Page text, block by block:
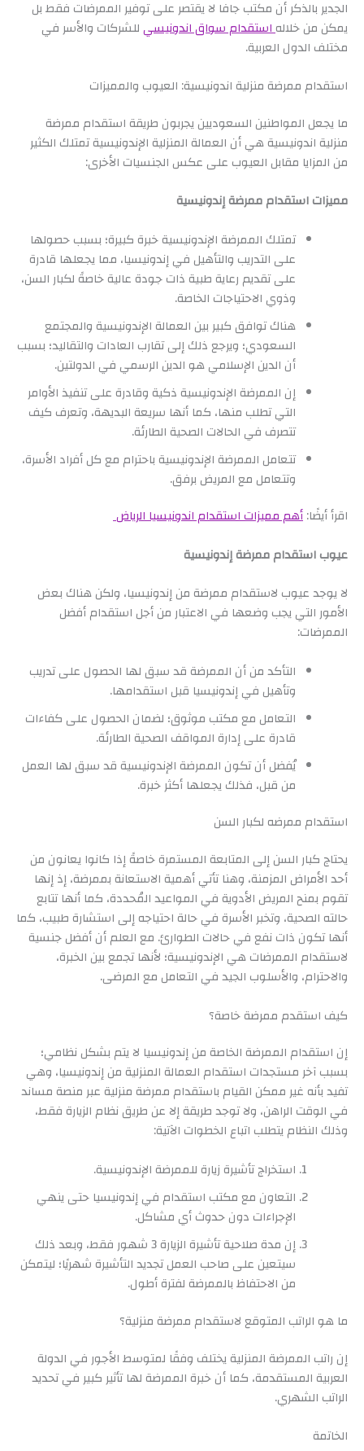
الجدير بالذكر أن مكتب جافا لا يقتصر على توفير الممرضات فقط بل
يمكن من خلالهاستقدام سواق اندونيسيللشركات والأسر في
مختلف الدول العربية.
استقدام ممرضة منزلية اندونيسية: العيوب والمميزات
ما يجعل المواطنين السعوديين يجربون طريقة استقدام ممرضة
منزلية اندونيسية هي أن العمالة المنزلية الإندونيسية تمتلك الكثير
من المزايا مقابل العيوب على عكس الجنسيات الأخرى:
مميزات استقدام ممرضة إندونيسية
تمتلك الممرضة الإندونيسية خبرة كبيرة؛ بسبب حصولها
على التدريب والتأهيل في إندونيسيا، مما يجعلها قادرة
على تقديم رعاية طبية ذات جودة عالية خاصةً لكبار السن،
وذوي الاحتياجات الخاصة.
هناك توافق كبير بين العمالة الإندونيسية والمجتمع
السعودي؛ ويرجع ذلك إلى تقارب العادات والتقاليد؛ بسبب
أن الدين الإسلامي هو الدين الرسمي في الدولتين.
إن الممرضة الإندونيسية ذكية وقادرة على تنفيذ الأوامر
التي تطلب منها، كما أنها سريعة البديهة، وتعرف كيف
تتصرف في الحالات الصحية الطارئة.
تتعامل الممرضة الإندونيسية باحترام مع كل أفراد الأسرة،
وتتعامل مع المريض برفق.
اقرأ أيضًا:أهم مميزات استقدام اندونيسيا الرياض
عيوب استقدام ممرضة إندونيسية
لا يوجد عيوب لاستقدام ممرضة من إندونيسيا، ولكن هناك بعض
الأمور التي يجب وضعها في الاعتبار من أجل استقدام أفضل
الممرضات:
التأكد من أن الممرضة قد سبق لها الحصول على تدريب
وتأهيل في إندونيسيا قبل استقدامها.
التعامل مع مكتب موثوق؛ لضمان الحصول على كفاءات
قادرة على إدارة المواقف الصحية الطارئة.
يُفضل أن تكون الممرضة الإندونيسية قد سبق لها العمل
من قبل، فذلك يجعلها أكثر خبرة.
استقدام ممرضه لكبار السن
يحتاج كبار السن إلى المتابعة المستمرة خاصةً إذا كانوا يعانون من
أحد الأمراض المزمنة، وهنا تأتي أهمية الاستعانة بممرضة، إذ إنها
تقوم بمنح المريض الأدوية في المواعيد المُحددة، كما أنها تتابع
حالته الصحية، وتخبر الأسرة في حالة احتياجه إلى استشارة طبيب، كما
أنها تكون ذات نفع في حالات الطوارئ. مع العلم أن أفضل جنسية
لاستقدام الممرضات هي الإندونيسية؛ لأنها تجمع بين الخبرة،
والاحترام، والأسلوب الجيد في التعامل مع المرضى.
كيف استقدم ممرضة خاصة؟
إن استقدام الممرضة الخاصة من إندونيسيا لا يتم بشكل نظامي؛
بسبب آخر مستجدات استقدام العمالة المنزلية من إندونيسيا، وهي
تفيد بأنه غير ممكن القيام باستقدام ممرضة منزلية عبر منصة مساند
في الوقت الراهن، ولا توجد طريقة إلا عن طريق نظام الزيارة فقط،
وذلك النظام يتطلب اتباع الخطوات الآتية:
استخراج تأشيرة زيارة للممرضة الإندونيسية.
التعاون مع مكتب استقدام في إندونيسيا حتى ينهي
الإجراءات دون حدوث أي مشاكل.
إن مدة صلاحية تأشيرة الزيارة 3 شهور فقط، وبعد ذلك
سيتعين على صاحب العمل تجديد التأشيرة شهريًا؛ ليتمكن
من الاحتفاظ بالممرضة لفترة أطول.
ما هو الراتب المتوقع لاستقدام ممرضة منزلية؟
إن راتب الممرضة المنزلية يختلف وفقًا لمتوسط الأجور في الدولة
العربية المستقدمة، كما أن خبرة الممرضة لها تأثير كبير في تحديد
الراتب الشهري.
الخاتمة